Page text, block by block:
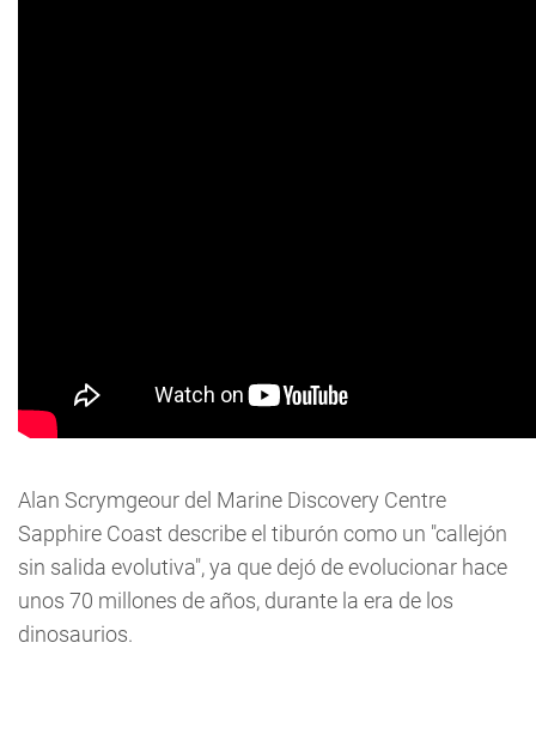
Alan Scrymgeour del Marine Discovery Centre
Sapphire Coast describe el tiburón como un "callejón
sin salida evolutiva", ya que dejó de evolucionar hace
unos 70 millones de años, durante la era de los
dinosaurios.